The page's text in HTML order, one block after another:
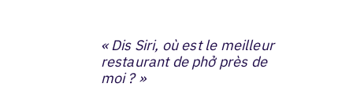
« Dis Siri, où est le meilleur
restaurant de phở près de
moi ? »